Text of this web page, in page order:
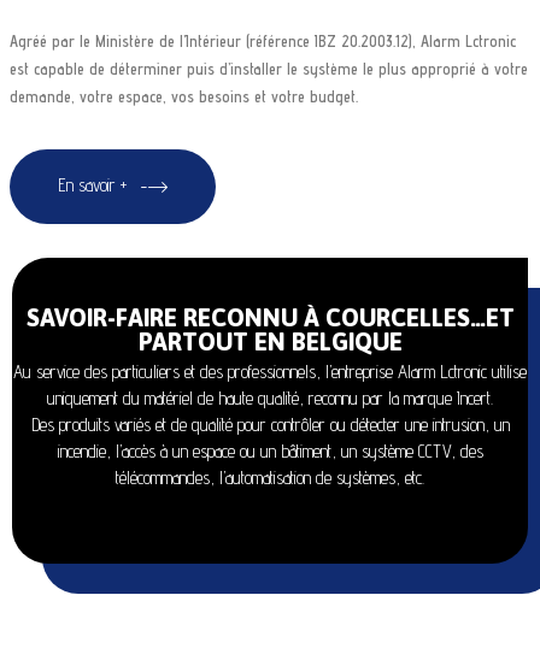
Agréé par le Ministère de l’Intérieur (référence IBZ 20.2003.12), Alarm Lctronic
est capable de déterminer puis d’installer le système le plus approprié à votre
demande, votre espace, vos besoins et votre budget.
En savoir +
SAVOIR-FAIRE RECONNU À COURCELLES…ET
PARTOUT EN BELGIQUE
Au service des particuliers et des professionnels, l’entreprise Alarm Lctronic utilise
uniquement du matériel de haute qualité, reconnu par la marque Incert.
Des produits variés et de qualité pour contrôler ou détecter une intrusion, un
incendie, l’accès à un espace ou un bâtiment, un système CCTV, des
télécommandes, l’automatisation de systèmes, etc.